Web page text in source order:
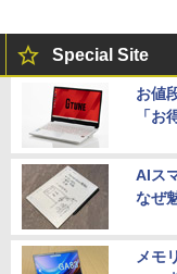
Special Site
お値
「お
AIス
なぜ
メモ